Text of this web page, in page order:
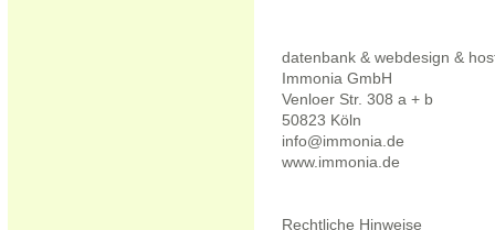
datenbank & webdesign &
Immonia GmbH
Venloer Str. 308 a + b
50823 Köln
info@immonia.de
www.immonia.de
Rechtliche Hinweise